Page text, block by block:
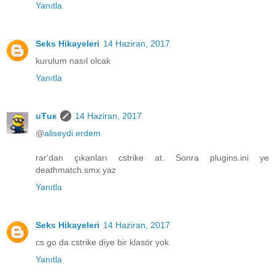
Yanıtla
Seks Hikayeleri 14 Haziran, 2017
kurulum nasıl olcak
Yanıtla
uŦuк
14 Haziran, 2017
@aliseydi erdem
rar'dan çıkanları cstrike at. Sonra plugins.ini ye
deathmatch.smx yaz
Yanıtla
Seks Hikayeleri 14 Haziran, 2017
cs go da cstrike diye bir klasör yok
Yanıtla